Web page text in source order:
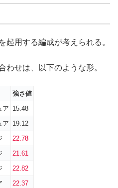
起用する編成が考えられる。
わせは、以下のような形。
強さ値
ア 15.48
ア 19.12
22.78
21.61
22.82
22.37